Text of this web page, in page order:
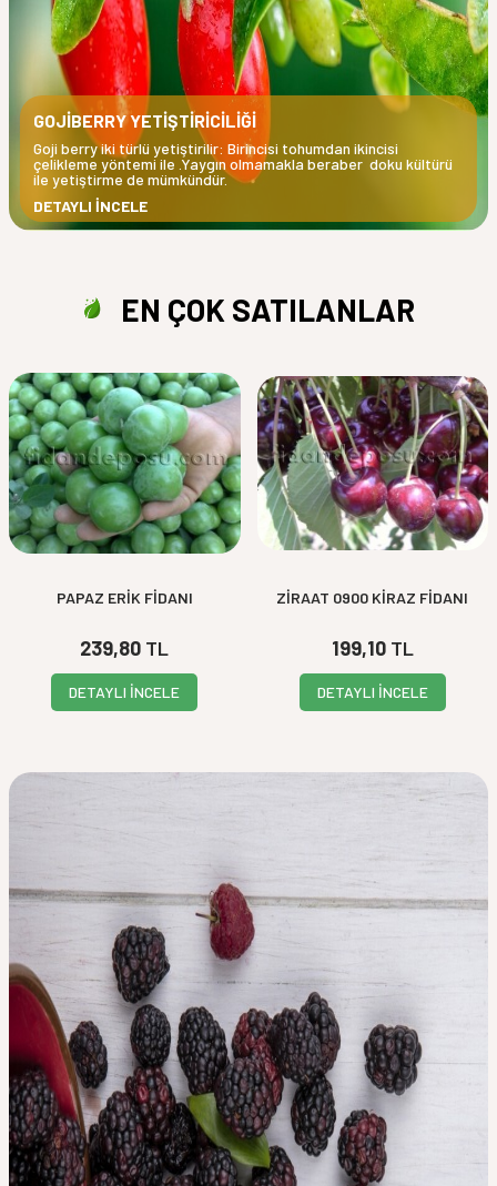
GOJİBERRY YETİŞTİRİCİLİĞİ
Goji berry iki türlü yetiştirilir: Birincisi tohumdan ikincisi
çelikleme yöntemi ile .Yaygın olmamakla beraber doku kültürü
ile yetiştirme de mümkündür.
DETAYLI İNCELE
EN ÇOK SATILANLAR
PAPAZ ERİK FİDANI
239,80 TL
DETAYLI İNCELE
ZİRAAT 0900 KİRAZ FİDANI
199,10TL
DETAYLI İNCELE